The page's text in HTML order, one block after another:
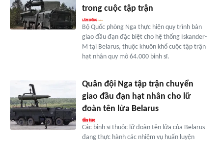
trong cuộc tập trận
Bộ Quốc phòng Nga thực hiện quy trình bàn
giao đầu đạn đặc biệt cho hệ thống Iskander-
M tại Belarus, thuộc khuôn khổ cuộc tập trận
hạt nhân quy mô 64.000 binh sĩ.
Quân đội Nga tập trận chuyển
giao đầu đạn hạt nhân cho lữ
đoàn tên lửa Belarus
Các binh sĩ thuộc lữ đoàn tên lửa của Belarus
đang thực hành các nhiệm vụ huấn luyện